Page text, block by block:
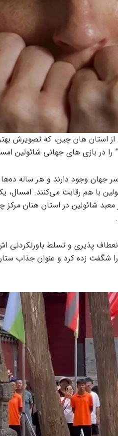
ژانگ شیشوان، دختر 9 ساله ای از استان هان
را در بازی های جهانی شائولین
جهان وجود دارند و هر ساله
شائولین در استان هنان مرکز
وجود داشت که انعطاف پذیری و تسلط
شگفت زده کرد و عنوان جذاب